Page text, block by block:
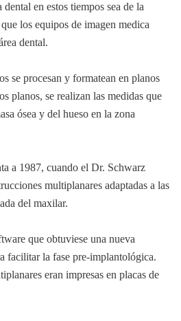
en estos tiempos sea de la
los equipos de imagen medica
dental.
se procesan y formatean en planos
planos, se realizan las medidas que
ósea y del hueso en la zona
a 1987, cuando el Dr. Schwarz
multiplanares adaptadas a las
del maxilar.
que obtuviese una nueva
facilitar la fase pre-implantológica.
eran impresas en placas de